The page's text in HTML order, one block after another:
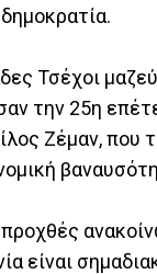
Τσέχοι
την 25η
Ζέμαν,
είναι